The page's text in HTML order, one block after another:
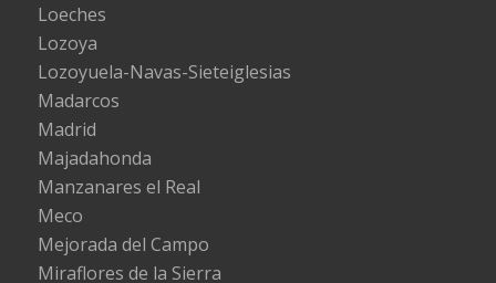
Loeches
Lozoya
Lozoyuela-Navas-Sieteiglesias
Madarcos
Madrid
Majadahonda
Manzanares el Real
Meco
Mejorada del Campo
Miraflores de la Sierra